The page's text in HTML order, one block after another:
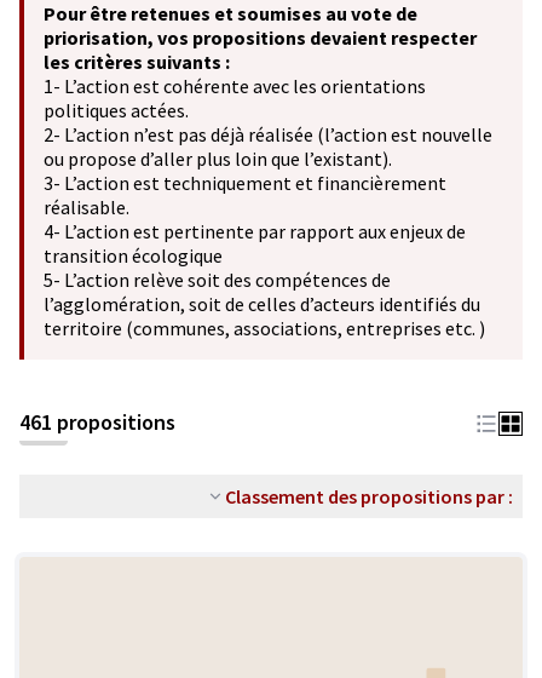
Pour être retenues et soumises au vote de
priorisation, vos propositions devaient respecter
les critères suivants :
1- L’action est cohérente avec les orientations
politiques actées.
2- L’action n’est pas déjà réalisée (l’action est nouvelle
ou propose d’aller plus loin que l’existant).
3- L’action est techniquement et financièrement
réalisable.
4- L’action est pertinente par rapport aux enjeux de
transition écologique
5- L’action relève soit des compétences de
l’agglomération, soit de celles d’acteurs identifiés du
territoire (communes, associations, entreprises etc. )
461 propositions
Classement des propositions par :